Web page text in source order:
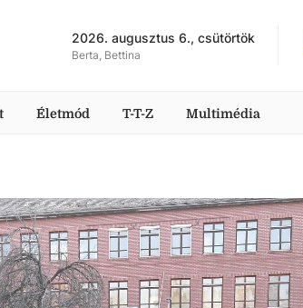
2026. augusztus 6., csütörtök
Berta, Bettina
Életmód T-T-Z Multimédia